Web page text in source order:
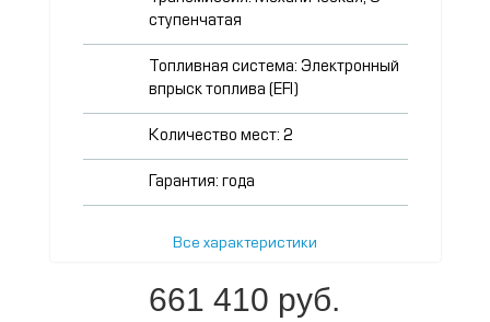
ступенчатая
Топливная система: Электронный
впрыск топлива (EFI)
Количество мест: 2
Гарантия: года
Все характеристики
661 410 руб.